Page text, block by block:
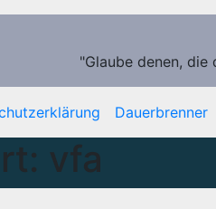
"Glaube denen, die
Dauerbrenner
vfa